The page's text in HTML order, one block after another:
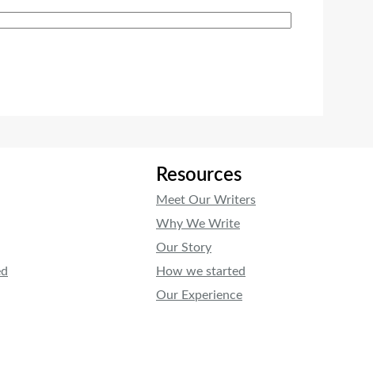
Resources
Meet Our Writers
Why We Write
Our Story
How we started
Our Experience